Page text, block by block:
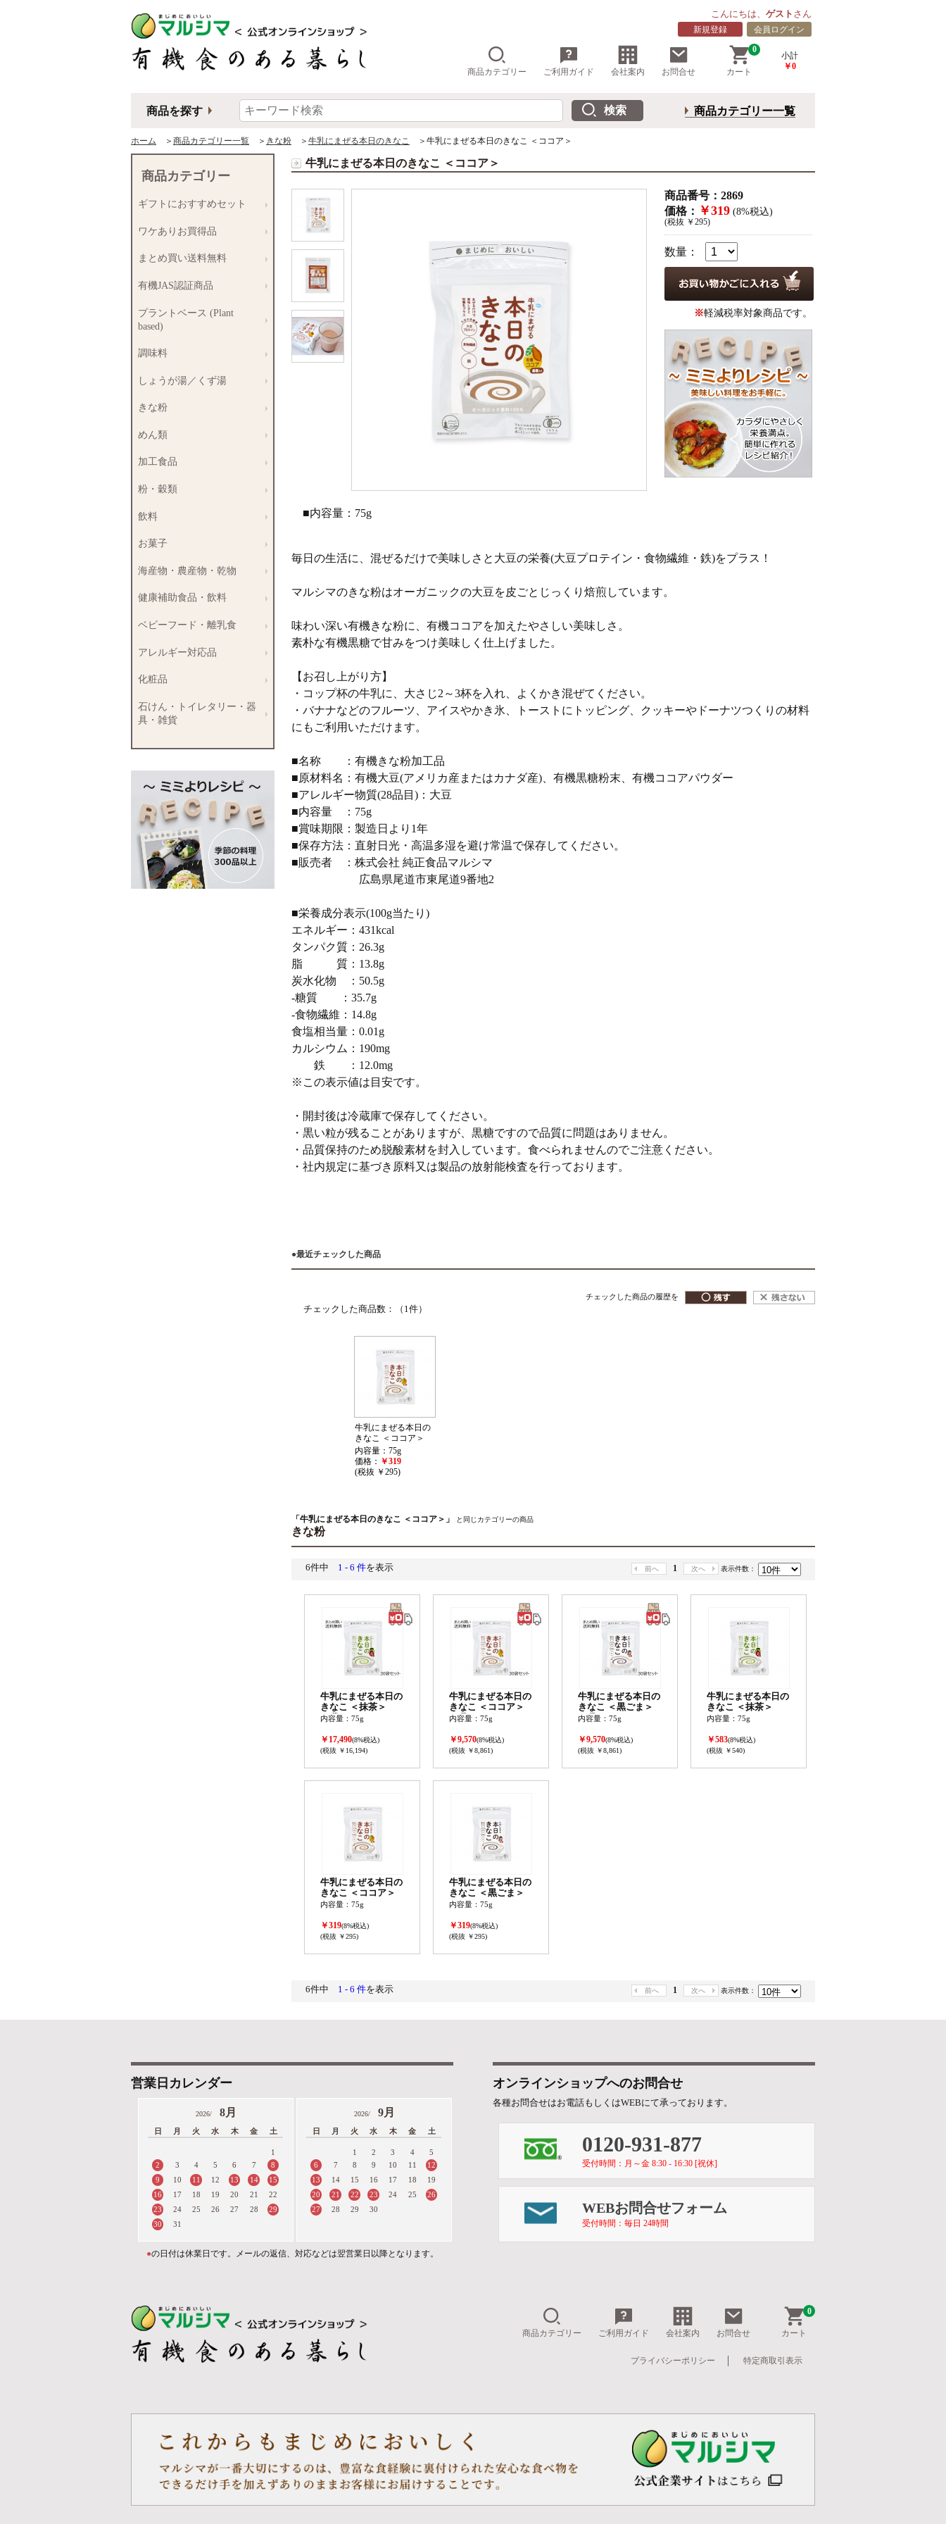
こんにちは、 ゲスト さん
新規登録
会員ログイン
商品カテゴリー ご利用ガイド 会社案内 お問合せ
0
カート
小計
￥0
商品を探す 商品カテゴリー一覧
ホーム ＞ 商品カテゴリー一覧 ＞ きな粉 ＞ 牛乳にまぜる本日のきなこ ＞牛乳にまぜる本日のきなこ ＜ココア＞
牛乳にまぜる本日のきなこ ＜ココア＞
商品番号：2869
価格： ￥319 (8%税込)
(税抜 ￥295)
数量：
※軽減税率対象商品です。
■内容量：75g
毎日の生活に、混ぜるだけで美味しさと大豆の栄養(大豆プロテイン・食物繊維・鉄)をプラス！
マルシマのきな粉はオーガニックの大豆を皮ごとじっくり焙煎しています。
味わい深い有機きな粉に、有機ココアを加えたやさしい美味しさ。
素朴な有機黒糖で甘みをつけ美味しく仕上げました。
【お召し上がり方】
・コップ杯の牛乳に、大さじ2～3杯を入れ、よくかき混ぜてください。
・バナナなどのフルーツ、アイスやかき氷、トーストにトッピング、クッキーやドーナツつくりの材料
にもご利用いただけます。
■名称 ：有機きな粉加工品
■原材料名：有機大豆(アメリカ産またはカナダ産)、有機黒糖粉末、有機ココアパウダー
■アレルギー物質(28品目)：大豆
■内容量 ：75g
■賞味期限：製造日より1年
■保存方法：直射日光・高温多湿を避け常温で保存してください。
■販売者 ：株式会社 純正食品マルシマ
広島県尾道市東尾道9番地2
■栄養成分表示(100g当たり)
エネルギー：431kcal
タンパク質：26.3g
脂 質：13.8g
炭水化物 ：50.5g
-糖質 ：35.7g
-食物繊維：14.8g
食塩相当量：0.01g
カルシウム：190mg
鉄 ：12.0mg
※この表示値は目安です。
・開封後は冷蔵庫で保存してください。
・黒い粒が残ることがありますが、黒糖ですので品質に問題はありません。
・品質保持のため脱酸素材を封入しています。食べられませんのでご注意ください。
・社内規定に基づき原料又は製品の放射能検査を行っております。
●最近チェックした商品
チェックした商品の履歴を
チェックした商品数：（1件）
牛乳にまぜる本日の
きなこ ＜ココア＞
内容量：75g
価格： ￥319
(税抜 ￥295)
「牛乳にまぜる本日のきなこ ＜ココア＞」 と同じカテゴリーの商品
きな粉
6件中 1 - 6 件を表示 前へ 1 次へ 表示件数：
牛乳にまぜる本日の
きなこ ＜抹茶＞
30袋セット
内容量：75g
￥17,490(8%税込)
(税抜 ￥16,194)
牛乳にまぜる本日の
きなこ ＜ココア＞
30袋セット
内容量：75g
￥9,570(8%税込)
(税抜 ￥8,861)
牛乳にまぜる本日の
きなこ ＜黒ごま＞
30袋セット
内容量：75g
￥9,570(8%税込)
(税抜 ￥8,861)
牛乳にまぜる本日の
きなこ ＜抹茶＞
内容量：75g
￥583(8%税込)
(税抜 ￥540)
牛乳にまぜる本日の
きなこ ＜ココア＞
内容量：75g
￥319(8%税込)
(税抜 ￥295)
牛乳にまぜる本日の
きなこ ＜黒ごま＞
内容量：75g
￥319(8%税込)
(税抜 ￥295)
6件中 1 - 6 件を表示 前へ 1 次へ 表示件数：
商品カテゴリー
ギフトにおすすめセット
ワケありお買得品
まとめ買い送料無料
有機JAS認証商品
プラントベース (Plant
based)
調味料
しょうが湯／くず湯
きな粉
めん類
加工食品
粉・穀類
飲料
お菓子
海産物・農産物・乾物
健康補助食品・飲料
ベビーフード・離乳食
アレルギー対応品
化粧品
石けん・トイレタリー・器
具・雑貨
営業日カレンダー
2026/ 8月
日 月 火 水 木 金 土
1
2
3 4 5 6 7
8
9
10 11 12 13 14
15
16
17 18 19 20 21
22
23
24 25 26 27 28
29
30
31
2026/ 9月
日 月 火 水 木 金 土
1 2 3 4
5
6
7 8 9 10 11
12
13
14 15 16 17 18
19
20
21 22 23 24 25
26
27
28 29 30
●の日付は休業日です。メールの返信、対応などは翌営業日以降となります。
オンラインショップへのお問合せ
各種お問合せはお電話もしくはWEBにて承っております。
0120-931-877
受付時間：月～金 8:30 - 16:30 [祝休]
WEBお問合せフォーム
受付時間：毎日 24時間
商品カテゴリー ご利用ガイド 会社案内 お問合せ
0
カート
プライバシーポリシー 特定商取引表示